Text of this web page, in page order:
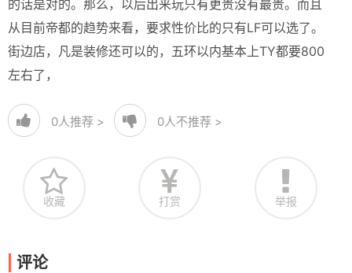
的话是对的。那么，以后出来玩只有更贵没有最贵。而且
从目前帝都的趋势来看，要求性价比的只有LF可以选了。
街边店，凡是装修还可以的，五环以内基本上TY都要800
左右了，
0人推荐 > 0人不推荐 >
收藏 打赏 举报
评论